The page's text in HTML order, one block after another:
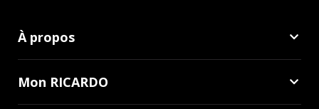
À propos
Mon RICARDO